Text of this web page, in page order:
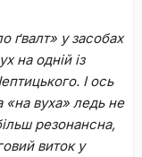
ґвалт» у засобах
на одній із
І ось
«на вуха» ледь не
резонансна,
виток у